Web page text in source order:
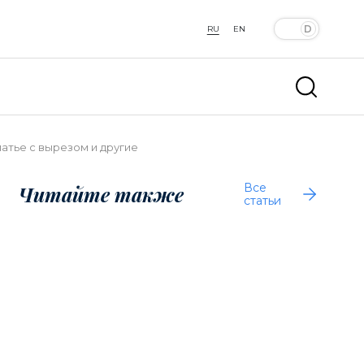
RU EN
с вырезом и другие
Читайте также
Все
статьи